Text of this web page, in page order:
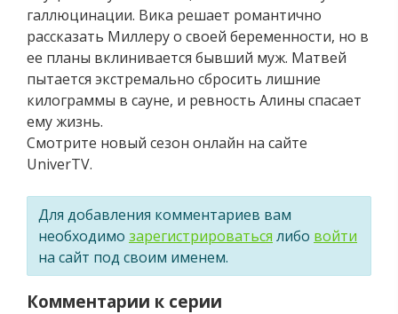
галлюцинации. Вика решает романтично
рассказать Миллеру о своей беременности, но в
ее планы вклинивается бывший муж. Матвей
пытается экстремально сбросить лишние
килограммы в сауне, и ревность Алины спасает
ему жизнь.
Смотрите новый сезон онлайн на сайте
UniverTV.
Для добавления комментариев вам
необходимо зарегистрироваться либо войти
на сайт под своим именем.
Комментарии к серии